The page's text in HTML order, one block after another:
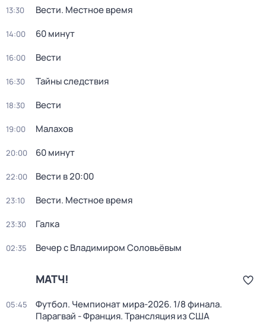
13:30 Вести. Местное время
14:00 60 минут
16:00 Вести
16:30 Тайны следствия
18:30 Вести
19:00 Малахов
20:00 60 минут
22:00 Вести в 20:00
23:10 Вести. Местное время
23:30 Галка
02:35 Вечер с Владимиром Соловьёвым
МАТЧ!
05:45
Футбол. Чемпионат мира-2026. 1/8 финала.
Парагвай - Франция. Трансляция из США